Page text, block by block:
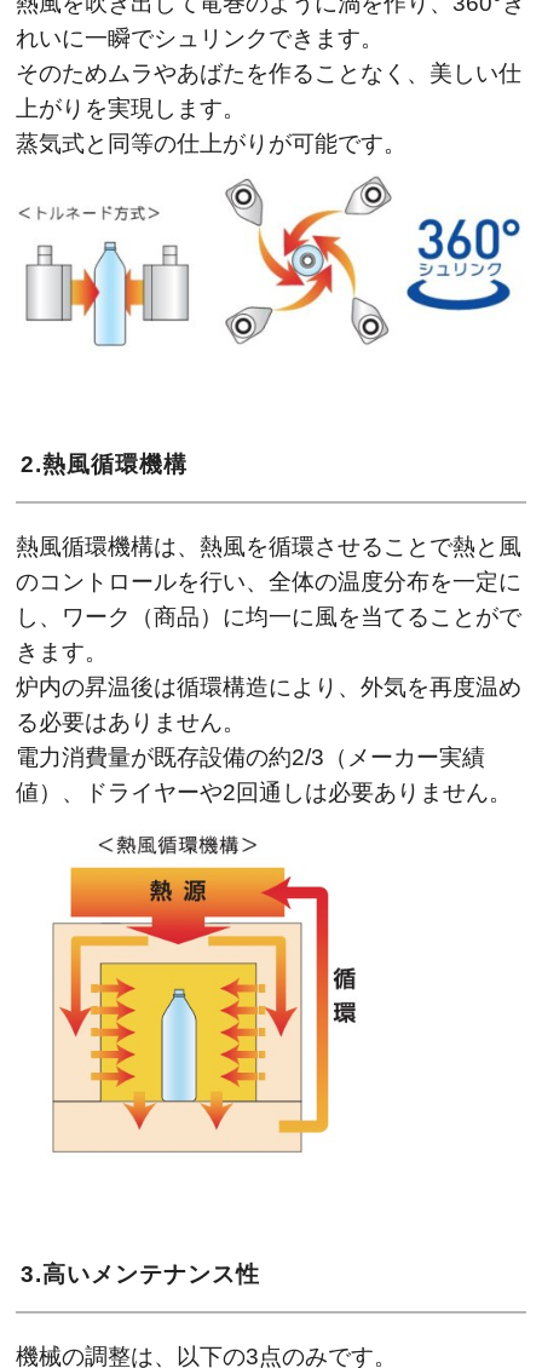
れいに一瞬でシュリンクできます。
そのためムラやあばたを作ることなく、美しい仕
上がりを実現します。
蒸気式と同等の仕上がりが可能です。
2.熱風循環機構
熱風循環機構は、熱風を循環させることで熱と風
のコントロールを行い、全体の温度分布を一定に
し、ワーク（商品）に均一に風を当てることがで
きます。
炉内の昇温後は循環構造により、外気を再度温め
る必要はありません。
電力消費量が既存設備の約2/3（メーカー実績
値）、ドライヤーや2回通しは必要ありません。
3.高いメンテナンス性
機械の調整は、以下の3点のみです。